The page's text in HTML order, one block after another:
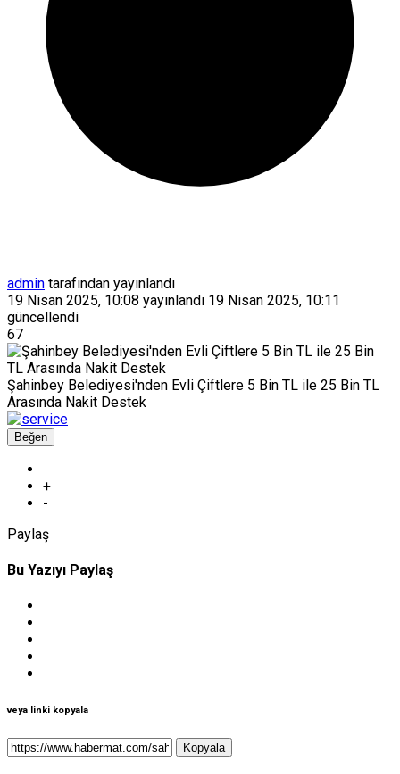
admin tarafından yayınlandı
19 Nisan 2025, 10:08 yayınlandı 19 Nisan 2025, 10:11
güncellendi
67
Şahinbey Belediyesi'nden Evli Çiftlere 5 Bin TL ile 25 Bin TL
Arasında Nakit Destek
Beğen
+
-
Paylaş
Bu Yazıyı Paylaş
veya linki kopyala
Kopyala